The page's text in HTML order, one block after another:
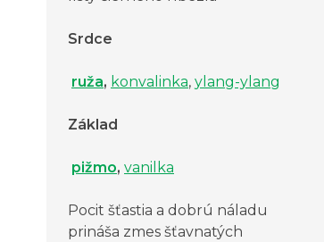
Srdce
ruža, konvalinka, ylang-ylang
Základ
pižmo, vanilka
Pocit šťastia a dobrú náladu
prináša zmes šťavnatých